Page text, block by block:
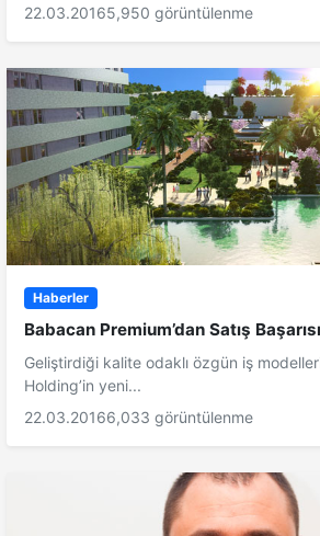
22.03.20165,950 görüntülenme
Haberler
Babacan Premium’dan Satış Başarısı
Geliştirdiği kalite odaklı özgün iş
Holding’in yeni...
22.03.20166,033 görüntülenme